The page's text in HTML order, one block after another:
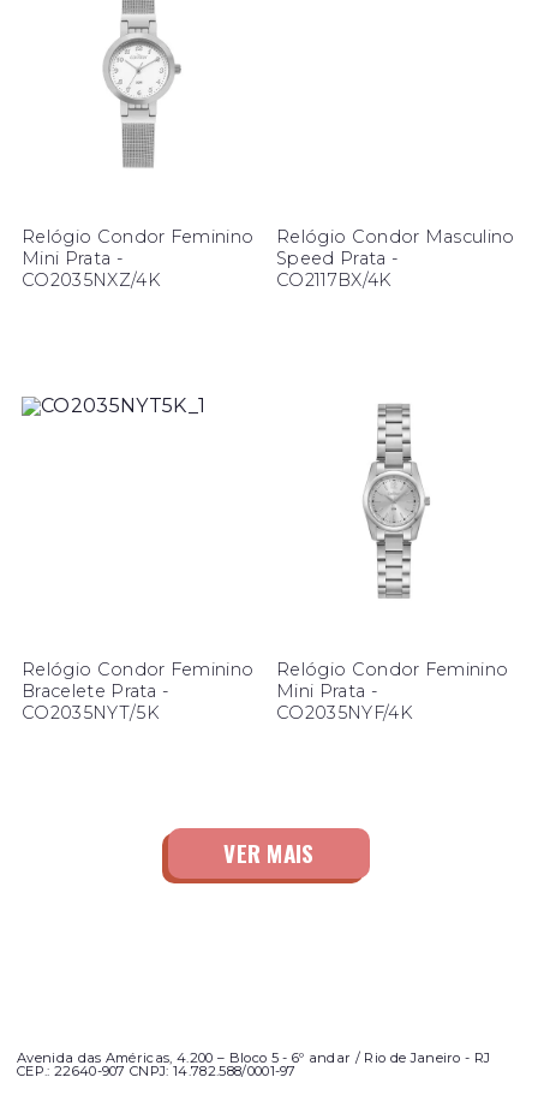
Relógio Condor Feminino
Mini Prata -
CO2035NXZ/4K
Relógio Condor Masculino
Speed Prata -
CO2117BX/4K
Relógio Condor Feminino
Bracelete Prata -
CO2035NYT/5K
Relógio Condor Feminino
Mini Prata -
CO2035NYF/4K
Avenida das Américas, 4.200 – Bloco 5 - 6º andar / Rio de Janeiro - RJ
CEP.: 22640-907 CNPJ: 14.782.588/0001-97